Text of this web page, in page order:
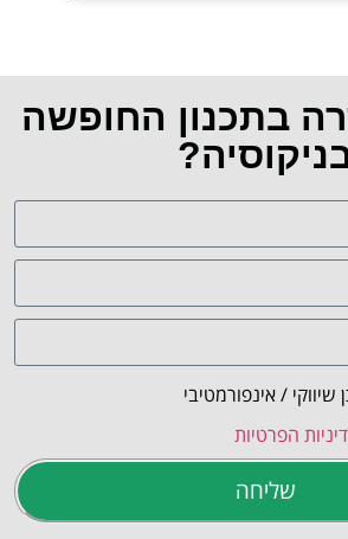
בתכנון החופשה
/ אינפורמטיבי
הפרטיות
שליחה